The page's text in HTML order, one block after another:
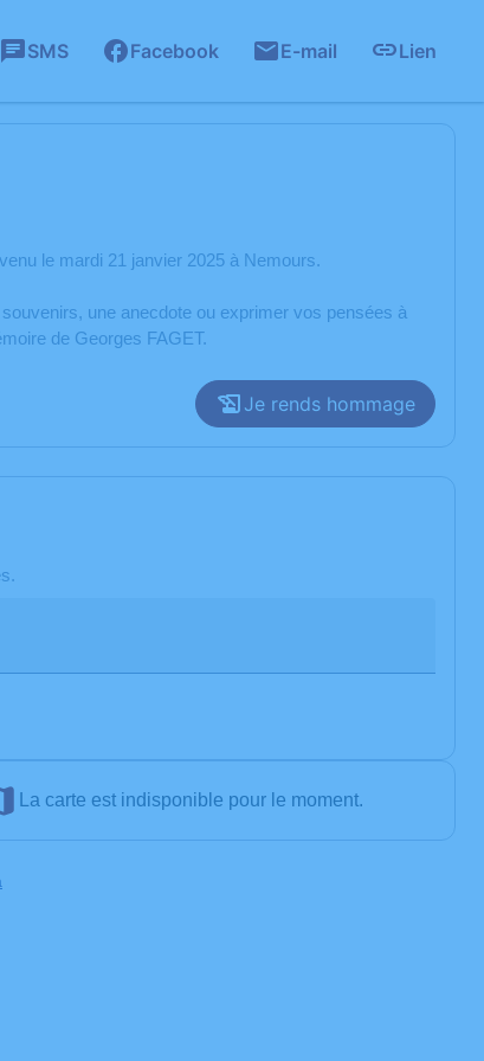
SMS Facebook E-mail Lien
le mardi 21 janvier 2025 à Nemours.
une anecdote ou exprimer vos pensées à
de Georges FAGET.
Je rends hommage
La carte est indisponible pour le moment.